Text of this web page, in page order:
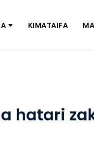
KIMATAIFA
hatari